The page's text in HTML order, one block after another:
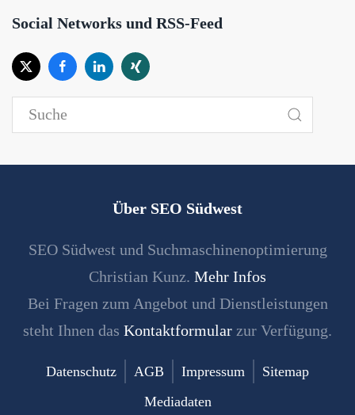
Social Networks und RSS-Feed
Über SEO Südwest
SEO Südwest und Suchmaschinenoptimierung
Christian Kunz. Mehr Infos
Bei Fragen zum Angebot und Dienstleistungen
steht Ihnen das Kontaktformular zur Verfügung.
Datenschutz AGB Impressum
Sitemap
Mediadaten